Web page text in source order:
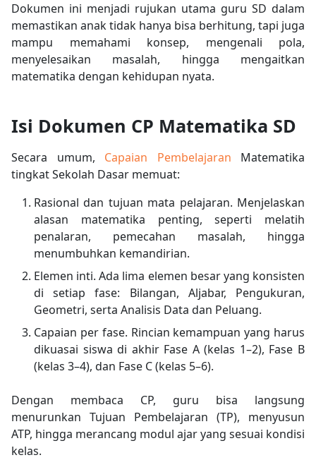
Dokumen ini menjadi rujukan utama guru SD dalam
memastikan anak tidak hanya bisa berhitung, tapi juga
mampu memahami konsep, mengenali pola,
menyelesaikan masalah, hingga mengaitkan
matematika dengan kehidupan nyata.
Isi Dokumen CP Matematika SD
Secara umum, Capaian Pembelajaran Matematika
tingkat Sekolah Dasar memuat:
Rasional dan tujuan mata pelajaran. Menjelaskan
alasan matematika penting, seperti melatih
penalaran, pemecahan masalah, hingga
menumbuhkan kemandirian.
Elemen inti. Ada lima elemen besar yang konsisten
di setiap fase: Bilangan, Aljabar, Pengukuran,
Geometri, serta Analisis Data dan Peluang.
Capaian per fase. Rincian kemampuan yang harus
dikuasai siswa di akhir Fase A (kelas 1–2), Fase B
(kelas 3–4), dan Fase C (kelas 5–6).
Dengan membaca CP, guru bisa langsung
menurunkan Tujuan Pembelajaran (TP), menyusun
ATP, hingga merancang modul ajar yang sesuai kondisi
kelas.